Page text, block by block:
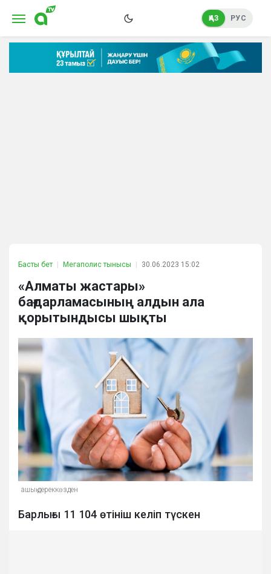
ҚАЗ РУС
Басты бет Мегаполис тынысы 30.06.2023 15:02
«Алматы жастары»
бағдарламасының алдын ала
қорытындысы шықты
ашық дереккөзден
Барлығы 11 104 өтініш келіп түскен